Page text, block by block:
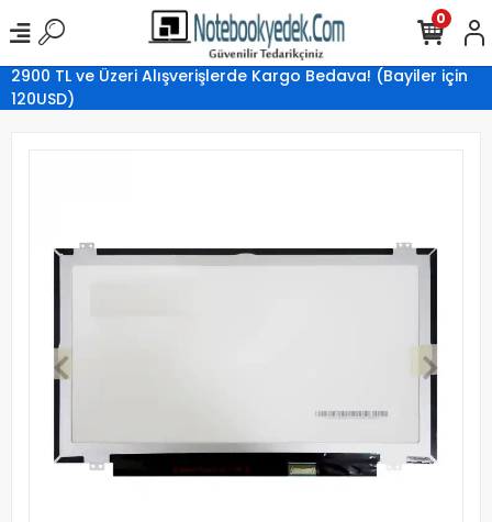
2900 TL ve Üzeri Alışverişlerde Kargo Bedava! (Bayiler için
120USD)
0